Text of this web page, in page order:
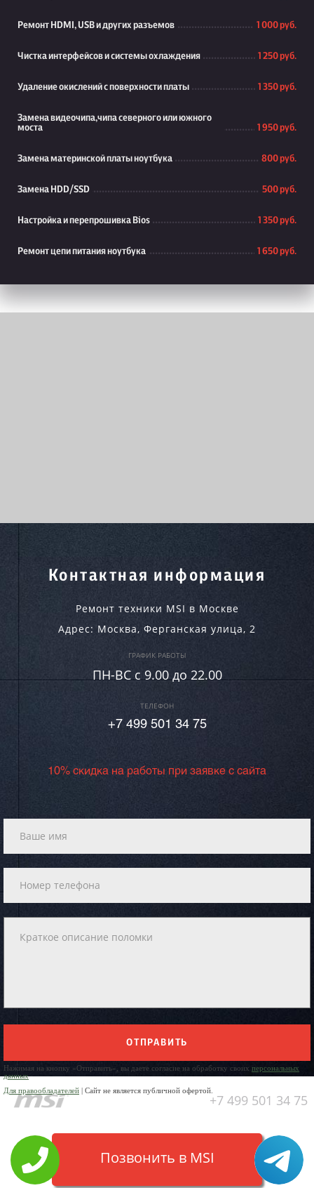
Ремонт HDMI, USB и других разъемов 1 000 руб.
Чистка интерфейсов и системы охлаждения 1 250 руб.
Удаление окислений с поверхности платы 1 350 руб.
Замена видеочипа,чипа северного или южного
моста
1 950 руб.
Замена материнской платы ноутбука 800 руб.
Замена HDD/SSD 500 руб.
Настройка и перепрошивка Bios 1 350 руб.
Ремонт цепи питания ноутбука 1 650 руб.
Контактная информация
Ремонт техники MSI в Москве
Адрес: Москва, Ферганская улица, 2
ГРАФИК РАБОТЫ
ПН-ВC c 9.00 до 22.00
ТЕЛЕФОН
+7 499 501 34 75
10% скидка на работы при заявке с сайта
ОТПРАВИТЬ
Нажимая на кнопку «Отправить», вы даете согласие на обработку своих персональных
данных
Для правообладателей | Сайт не является публичной офертой.
+7 499 501 34 75
Позвонить в MSI